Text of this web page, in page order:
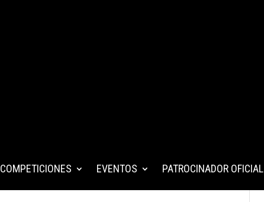
COMPETICIONES EVENTOS PATROCINADOR OFICIAL